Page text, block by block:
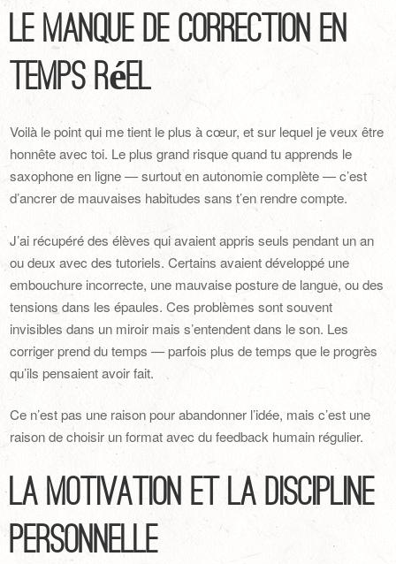
Le manque de correction en
temps réel
Voilà le point qui me tient le plus à cœur, et sur lequel je veux être
honnête avec toi. Le plus grand risque quand tu apprends le
saxophone en ligne — surtout en autonomie complète — c’est
d’ancrer de mauvaises habitudes sans t’en rendre compte.
J’ai récupéré des élèves qui avaient appris seuls pendant un an
ou deux avec des tutoriels. Certains avaient développé une
embouchure incorrecte, une mauvaise posture de langue, ou des
tensions dans les épaules. Ces problèmes sont souvent
invisibles dans un miroir mais s’entendent dans le son. Les
corriger prend du temps — parfois plus de temps que le progrès
qu’ils pensaient avoir fait.
Ce n’est pas une raison pour abandonner l’idée, mais c’est une
raison de choisir un format avec du feedback humain régulier.
La motivation et la discipline
personnelle